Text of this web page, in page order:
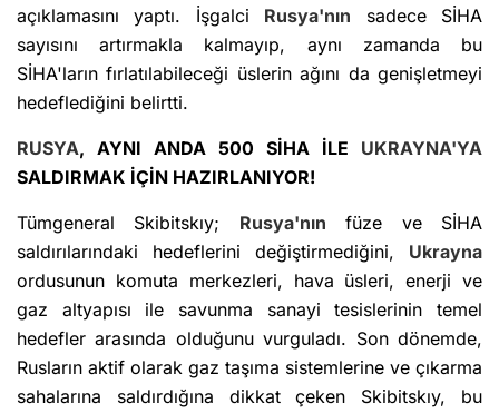
açıklamasını yaptı. İşgalci Rusya'nın sadece SİHA
sayısını artırmakla kalmayıp, aynı zamanda bu
SİHA'ların fırlatılabileceği üslerin ağını da genişletmeyi
hedeflediğini belirtti.
RUSYA, AYNI ANDA 500 SİHA İLE UKRAYNA'YA
SALDIRMAK İÇİN HAZIRLANIYOR!
Tümgeneral Skibitskıy; Rusya'nın füze ve SİHA
saldırılarındaki hedeflerini değiştirmediğini, Ukrayna
ordusunun komuta merkezleri, hava üsleri, enerji ve
gaz altyapısı ile savunma sanayi tesislerinin temel
hedefler arasında olduğunu vurguladı. Son dönemde,
Rusların aktif olarak gaz taşıma sistemlerine ve çıkarma
sahalarına saldırdığına dikkat çeken Skibitskıy, bu